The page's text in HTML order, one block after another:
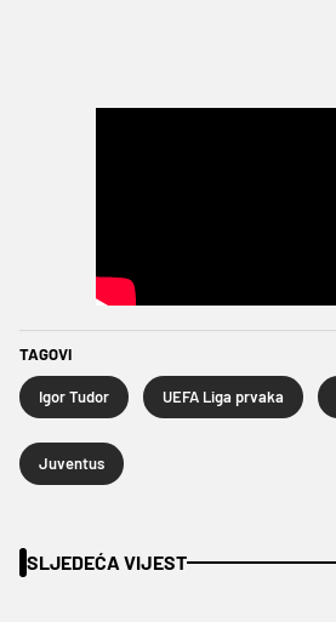
TAGOVI
Igor Tudor UEFA Liga prvaka
Juventus
SLJEDEĆA VIJEST